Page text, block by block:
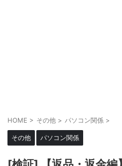
HOME > その他 > パソコン関係 >
その他 パソコン関係